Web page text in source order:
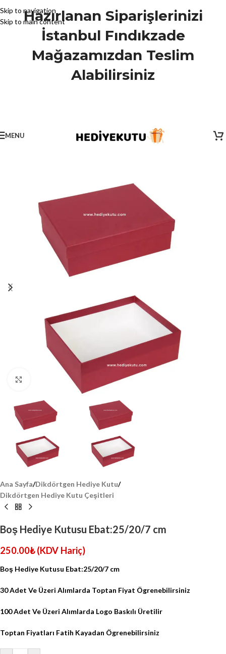
Skip to navigation
Skip to main content
Hazırlanan Siparişlerinizi
İstanbul Fındıkzade
Mağazamızdan Teslim
Alabilirsiniz
MENU
Click to enlarge
Ana Sayfa/Dikdörtgen Hediye Kutu/
Dikdörtgen Hediye Kutu Çeşitleri
Boş Hediye Kutusu Ebat:25/20/7 cm
250.00₺ (KDV Hariç)
Boş Hediye Kutusu Ebat:25/20/7 cm
30 Adet Ve Üzeri Alımlarda Toptan Fiyat Ögrenebilirsiniz
100 Adet Ve Üzeri Alımlarda Logo Baskılı Üretilir
Toptan Fiyatları Fatih Kayadan Ögrenebilirsiniz